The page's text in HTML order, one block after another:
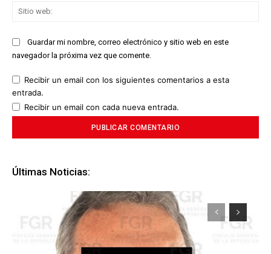
Guardar mi nombre, correo electrónico y sitio web en este
navegador la próxima vez que comente.
Recibir un email con los siguientes comentarios a esta
entrada.
Recibir un email con cada nueva entrada.
Últimas Noticias: